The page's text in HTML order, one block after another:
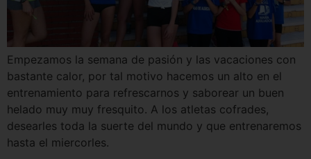
Empezamos la semana de pasión y las vacaciones con
bastante calor, por tal motivo hacemos un alto en el
entrenamiento para refrescarnos y saborear un buen
helado muy muy fresquito. A los atletas cofrades,
desearles toda la suerte del mundo y que entrenaremos
hasta el miercorles.